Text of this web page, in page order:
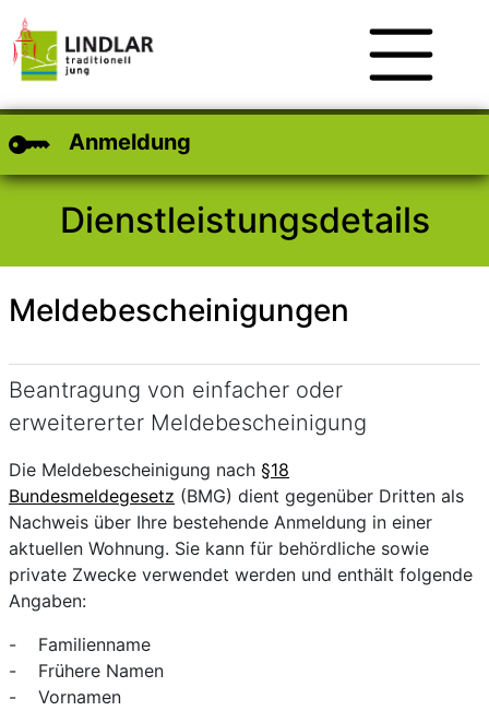
Anmeldung
Dienstleistungsdetails
Meldebescheinigungen
Kurzbeschreibung
Beantragung von einfacher oder
erweitererter Meldebescheinigung
Beschreibung
Die Meldebescheinigung nach §18
Bundesmeldegesetz (BMG) dient gegenüber Dritten als
Nachweis über Ihre bestehende Anmeldung in einer
aktuellen Wohnung. Sie kann für behördliche sowie
private Zwecke verwendet werden und enthält folgende
Angaben:
- Familienname
- Frühere Namen
- Vornamen